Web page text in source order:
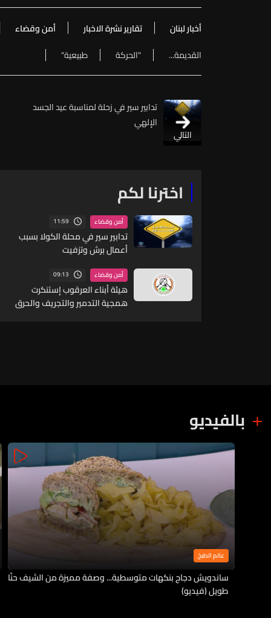
أخبار لبنان تقارير نشرة الاخبار أمن وقضاء
القديمة...
"الحركة طبيعية"
التالي
تدابير سير في زحلة لمناسبة عيد الجسد
الإلهي
اخترنا لكم
أمن وقضاء 11:59
تدابير سير في محلة الكولا بسبب
أعمال برش وتزفيت
أمن وقضاء 09:13
هيئة أبناء العرقوب إستنكرت
همجية التدمير والتجريف والحرق
بالفيديو
عالم الطبخ
ساندويش دجاج بنكهات متوسطية... وصفة مميزة من الشيف حنّا
طويل (فيديو)